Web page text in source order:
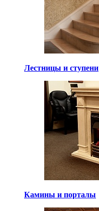
Лестницы и ступени
Камины и порталы